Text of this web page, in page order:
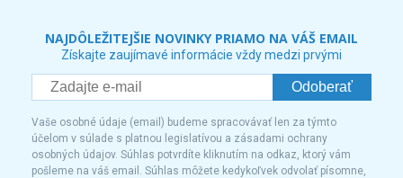
NAJDÔLEŽITEJŠIE NOVINKY PRIAMO NA VÁŠ EMAIL
Získajte zaujímavé informácie vždy medzi prvými
Odoberať
Vaše osobné údaje (email) budeme spracovávať len za týmto
účelom v súlade s platnou legislatívou a zásadami ochrany
osobných údajov. Súhlas potvrdíte kliknutím na odkaz, ktorý vám
pošleme na váš email. Súhlas môžete kedykoľvek odvolať písomne,